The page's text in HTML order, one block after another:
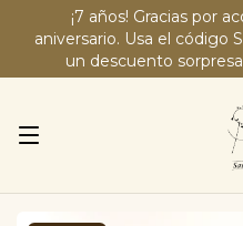
¡7 años! Gracias por
aniversario. Usa el código
un descuento